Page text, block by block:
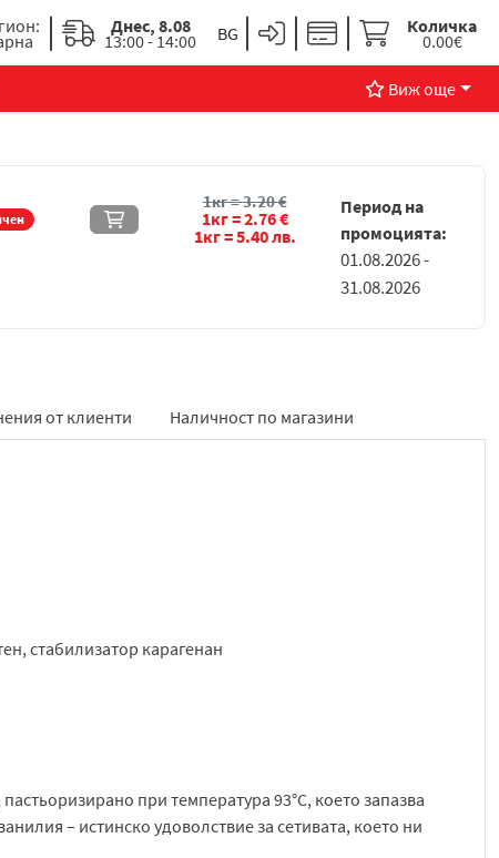
Днес, 8.08
13:00 - 14:00
Количка
0.00€
Виж още
1кг =3.20€
1кг =2.76€
1кг =5.40лв.
Период на
промоцията:
01.08.2026 -
31.08.2026
от клиенти Наличност по магазини
стабилизатор карагенан
при температура 93°С, което запазва
– истинско удоволствие за сетивата, което ни